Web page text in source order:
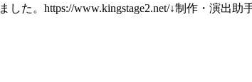
した。https://www.kingstage2.net/↓制作・演出助